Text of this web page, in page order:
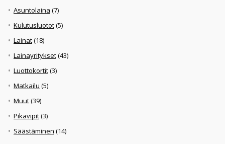
Asuntolaina (7)
Kulutusluotot(5)
Lainat(18)
Lainayritykset(43)
Luottokortit(3)
Matkailu (5)
Muut(39)
Pikavipit(3)
Säästäminen (14)